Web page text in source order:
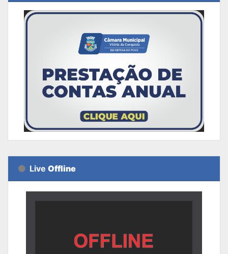
Live Offline